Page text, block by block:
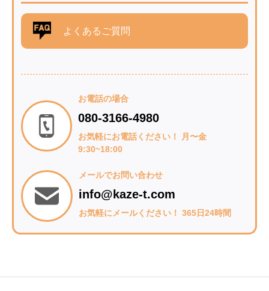
よくあるご質問
お電話の場合
080-3166-4980
お気軽にお電話ください！ 月〜金
9:30~18:00
メールでお問い合わせ
info@kaze-t.com
お気軽にメールください！ 365日24時間